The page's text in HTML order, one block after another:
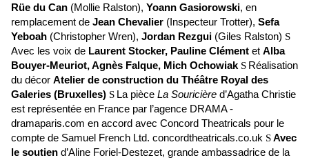
Rüe du Can (Mollie Ralston), Yoann Gasiorowski, en
remplacement de Jean Chevalier (Inspecteur Trotter), Sefa
Yeboah (Christopher Wren), Jordan Rezgui (Giles Ralston) S
Avec les voix de Laurent Stocker, Pauline Clément et Alba
Bouyer-Meuriot, Agnès Falque, Mich Ochowiak S Réalisation
du décor Atelier de construction du Théâtre Royal des
Galeries (Bruxelles) S La pièce La Souricière d’Agatha Christie
est représentée en France par l’agence DRAMA -
dramaparis.com en accord avec Concord Theatricals pour le
compte de Samuel French Ltd. concordtheatricals.co.uk SAvec
le soutien d’Aline Foriel-Destezet, grande ambassadrice de la